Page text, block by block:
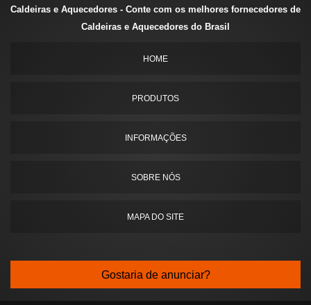
Caldeiras e Aquecedores - Conte com os melhores fornecedores de
Caldeiras e Aquecedores do Brasil
HOME
PRODUTOS
INFORMAÇÕES
SOBRE NÓS
MAPA DO SITE
Gostaria de anunciar?